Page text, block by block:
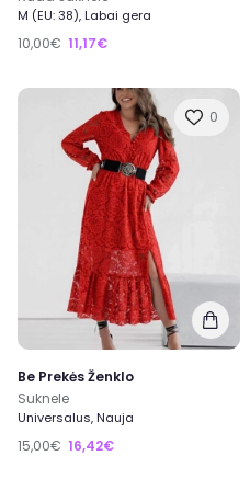
M (EU: 38), Labai gera
10,00€ 11,17€
0
Be Prekės Ženklo
Suknele
Universalus, Nauja
15,00€ 16,42€